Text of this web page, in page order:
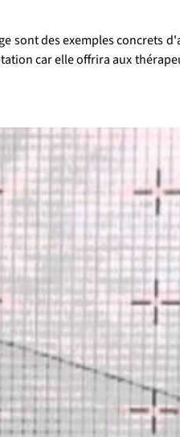
sont des exemples concrets
car elle offrira aux